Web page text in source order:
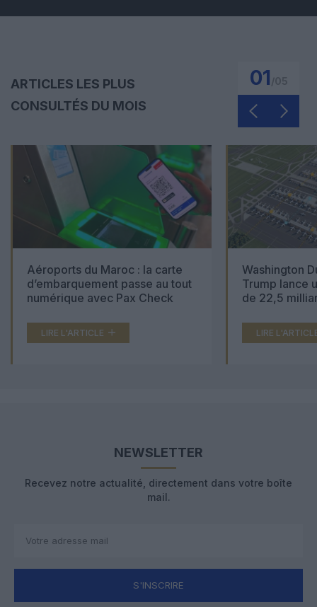
ARTICLES LES PLUS
CONSULTÉS DU MOIS
01
Aéroports du Maroc : la carte
d’embarquement passe au tout
numérique avec Pax Check
LIRE L'ARTICLE
Washington
Trump lance
de 22,5
LIRE
NEWSLETTER
Recevez notre actualité, directement dans votre boîte
mail.
S'INSCRIRE